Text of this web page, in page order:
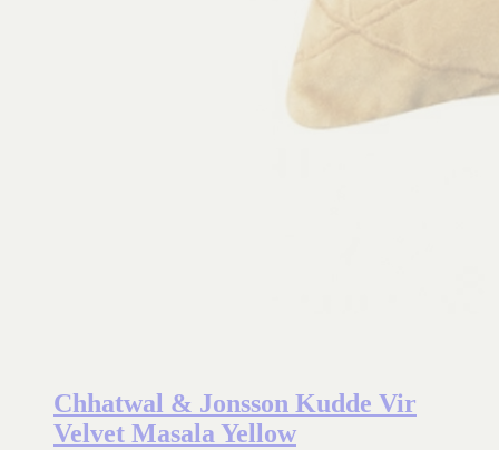
Chhatwal & Jonsson Kudde Vir
Velvet Masala Yellow